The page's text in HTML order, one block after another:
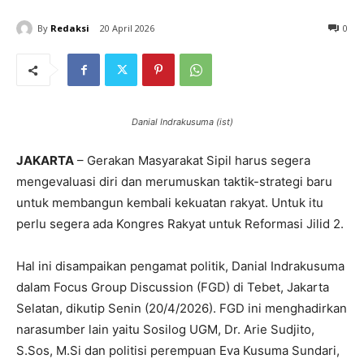
By Redaksi 20 April 2026 0
Danial Indrakusuma (ist)
JAKARTA – Gerakan Masyarakat Sipil harus segera
mengevaluasi diri dan merumuskan taktik-strategi baru
untuk membangun kembali kekuatan rakyat. Untuk itu
perlu segera ada Kongres Rakyat untuk Reformasi Jilid 2.
Hal ini disampaikan pengamat politik, Danial Indrakusuma
dalam Focus Group Discussion (FGD) di Tebet, Jakarta
Selatan, dikutip Senin (20/4/2026). FGD ini menghadirkan
narasumber lain yaitu Sosilog UGM, Dr. Arie Sudjito,
S.Sos, M.Si dan politisi perempuan Eva Kusuma Sundari,